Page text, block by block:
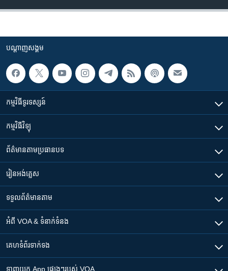
បណ្តាញ​សង្គម
កម្មវិធី​ទូរទស្សន៍
កម្មវិធី​វិទ្យុ
ព័ត៌មាន​តាមប្រធានបទ​
រៀន​​អង់គ្លេស
ទទួល​ព័ត៌មាន​តាម
អំពី​ VOA & ទំនាក់ទំនង
គេហទំព័រ​​ទាក់ទង
ទាញយក​ App ផ្សេងៗ​របស់​ VOA